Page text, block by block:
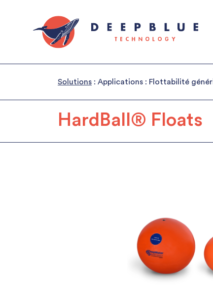
Solutions : Applications : Flottabilité
HardBall® Floats